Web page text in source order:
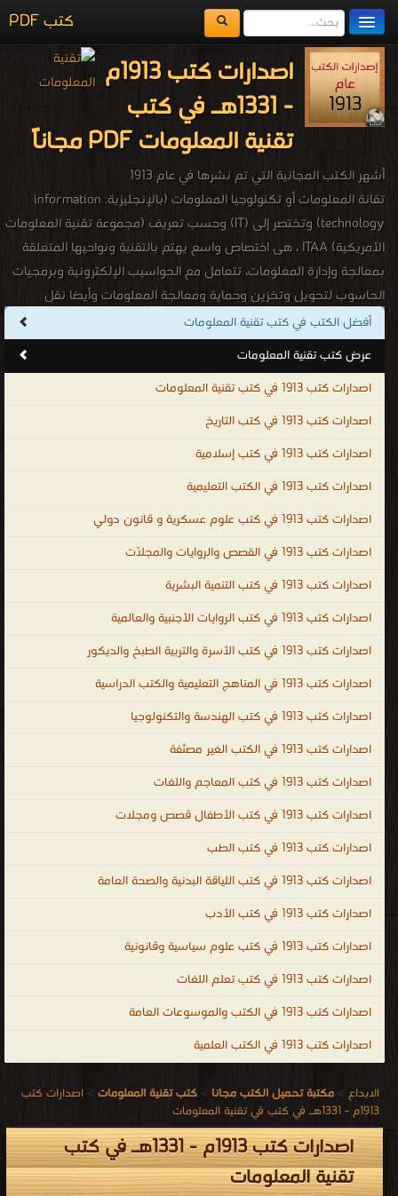
كتب PDF
مكتبة الكتب
المكتبات
يُقرأ حالياً
اضف كتاب
اصدارات كتب 1913م
- 1331هـ في كتب
تقنية المعلومات PDF مجاناً
أشهر الكتب المجانية التي تم نشرها في عام 1913
تقانة المعلومات أو تكنولوجيا المعلومات (بالإنجليزية: information
technology)‏ وتختصر إلى (IT) وحسب تعريف (مجموعة تقنية المعلومات
الأمريكية) ITAA ، هى اختصاص واسع يهتم بالتقنية ونواحيها المتعلقة
بمعالجة وإدارة المعلومات، تتعامل مع الحواسيب الإلكترونية وبرمجيات
الحاسوب لتحويل وتخزين وحماية ومعالجة المعلومات وأيضا نقل
واستعادة المعلومات. تهتم بدراسة، تصميم، تطوير، تفعيل، دعم أو تسيير
أنظمة المعلومات التي تعتمد على الحواسيب، بشكل خاص تطبيقات
وعتاد الحاسوب، تهتم تقنية المعلومات باستخدام الحواسيب والتطبيقات
البرمجية لتحويل، تخزين، حماية، معالجة، إرسال، والاسترجاع الآمن
للمعلومات. جميع الكتب التقنية في مجالات الانترنت والبرامج المكتبية
مكتبة كتب الكترونية ، مادة تقنيات الانترنت ، تقنيات الانترنت المتقدمة
الكتب ، اكبر مكتبة كتب PDF ، كتب الشبكات ، كتب الانترنت ، كتب
حاسوبية عامة ، كتب تقنية الكترونية ، اشهر الكتب التقنية ، المكتبة
التقنية الالكترونية ، كتب تقنية مترجمة ، كتب تقنية عالمية ، كتب تقنية
اجنبية ، كتب تقنية بالانجليزية ، كتب تقنية بالفرنسية ، كتب تقنية
بالروسية ، كتب تقنية بالالمانية ، كتب تقنية لغات ، technical books ،
online shopping ، free technical books online to download ،
technical books online free ، demille technical books ، technical
المعلومات
أفضل الكتب في كتب تقنية المعلومات
عرض كتب تقنية المعلومات
اصدارات كتب 1913 في كتب تقنية المعلومات
اصدارات كتب 1913 في كتب التاريخ
اصدارات كتب 1913 في كتب إسلامية
اصدارات كتب 1913 في الكتب التعليمية
اصدارات كتب 1913 في كتب علوم عسكرية و قانون دولي
اصدارات كتب 1913 في القصص والروايات والمجلّات
اصدارات كتب 1913 في كتب التنمية البشرية
اصدارات كتب 1913 في كتب الروايات الأجنبية والعالمية
اصدارات كتب 1913 في كتب الأسرة والتربية الطبخ والديكور
اصدارات كتب 1913 في المناهج التعليمية والكتب الدراسية
اصدارات كتب 1913 في كتب الهندسة والتكنولوجيا
اصدارات كتب 1913 في الكتب الغير مصنّفة
اصدارات كتب 1913 في كتب المعاجم واللغات
اصدارات كتب 1913 في كتب الأطفال قصص ومجلات
اصدارات كتب 1913 في كتب الطب
اصدارات كتب 1913 في كتب اللياقة البدنية والصحة العامة
اصدارات كتب 1913 في كتب الأدب
اصدارات كتب 1913 في كتب علوم سياسية وقانونية
اصدارات كتب 1913 في كتب تعلم اللغات
اصدارات كتب 1913 في الكتب والموسوعات العامة
اصدارات كتب 1913 في الكتب العلمية
الابداع > مكتبة تحميل الكتب مجانا > كتب تقنية المعلومات > اصدارات كتب
1913م - 1331هـ في كتب في تقنية المعلومات
اصدارات كتب 1913م - 1331هـ في كتب
تقنية المعلومات